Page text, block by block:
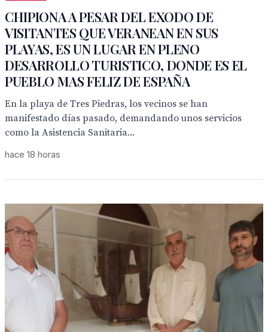
CHIPIONA A PESAR DEL EXODO DE
VISITANTES QUE VERANEAN EN SUS
PLAYAS, ES UN LUGAR EN PLENO
DESARROLLO TURISTICO, DONDE ES EL
PUEBLO MAS FELIZ DE ESPAÑA
En la playa de Tres Piedras, los vecinos se han
manifestado días pasado, demandando unos servicios
como la Asistencia Sanitaria...
hace 18 horas